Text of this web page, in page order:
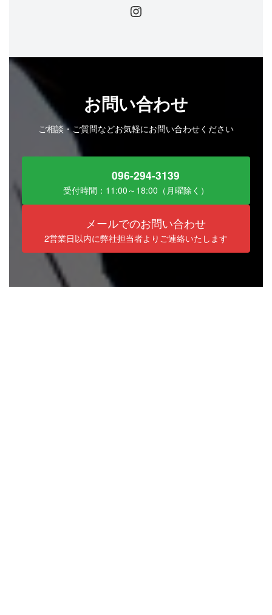
Instagram
お問い合わせ
ご相談・ご質問などお気軽にお問い合わせください
096-294-3139
受付時間：11:00～18:00（月曜除く）
メールでのお問い合わせ
2営業日以内に弊社担当者よりご連絡いたします